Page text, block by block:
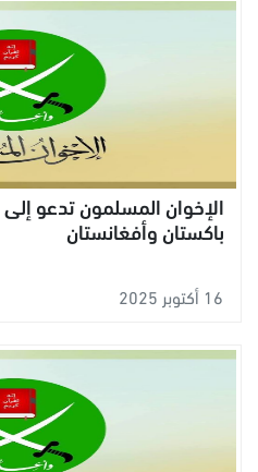
الإخوان المسلمون تدعو
باكستان وأفغانستان
16 أكتوبر 2025